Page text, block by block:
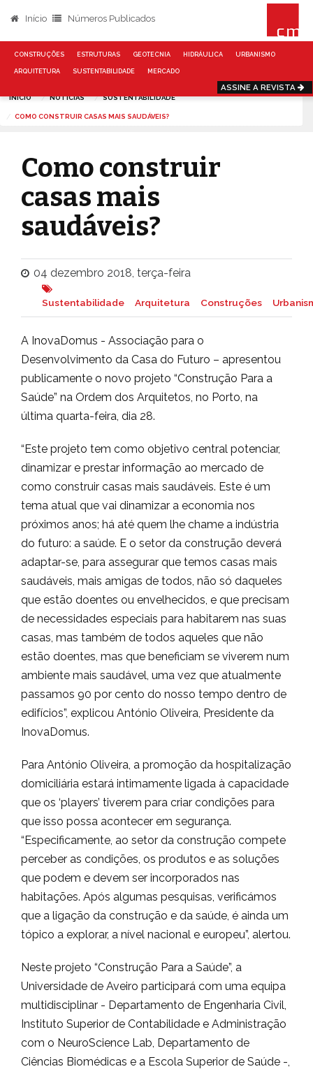
Início Números Publicados
CONSTRUÇÕES ESTRUTURAS GEOTECNIA HIDRÁULICA URBANISMO
ARQUITETURA SUSTENTABILIDADE MERCADO
ASSINE A REVISTA
INÍCIO NOTÍCIAS SUSTENTABILIDADE
COMO CONSTRUIR CASAS MAIS SAUDÁVEIS?
Como construir
casas mais
saudáveis?
04 dezembro 2018, terça-feira
Sustentabilidade Arquitetura Construções
A InovaDomus - Associação para o
Desenvolvimento da Casa do Futuro – apresentou
publicamente o novo projeto “Construção Para a
Saúde” na Ordem dos Arquitetos, no Porto, na
última quarta-feira, dia 28.
“Este projeto tem como objetivo central potenciar,
dinamizar e prestar informação ao mercado de
como construir casas mais saudáveis. Este é um
tema atual que vai dinamizar a economia nos
próximos anos; há até quem lhe chame a indústria
do futuro: a saúde. E o setor da construção deverá
adaptar-se, para assegurar que temos casas mais
saudáveis, mais amigas de todos, não só daqueles
que estão doentes ou envelhecidos, e que precisam
de necessidades especiais para habitarem nas suas
casas, mas também de todos aqueles que não
estão doentes, mas que beneficiam se viverem num
ambiente mais saudável, uma vez que atualmente
passamos 90 por cento do nosso tempo dentro de
edifícios”, explicou António Oliveira, Presidente da
InovaDomus.
Para António Oliveira, a promoção da hospitalização
domiciliária estará intimamente ligada à capacidade
que os ‘players’ tiverem para criar condições para
que isso possa acontecer em segurança.
“Especificamente, ao setor da construção compete
perceber as condições, os produtos e as soluções
que podem e devem ser incorporados nas
habitações. Após algumas pesquisas, verificámos
que a ligação da construção e da saúde, é ainda um
tópico a explorar, a nível nacional e europeu”, alertou.
Neste projeto “Construção Para a Saúde”, a
Universidade de Aveiro participará com uma equipa
multidisciplinar - Departamento de Engenharia Civil,
Instituto Superior de Contabilidade e Administração
com o NeuroScience Lab, Departamento de
Ciências Biomédicas e a Escola Superior de Saúde -,